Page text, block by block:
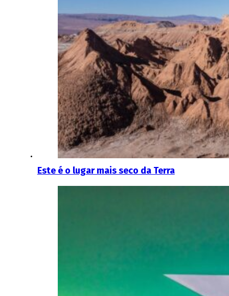
Este é o lugar mais seco da Terra